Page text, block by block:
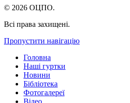
© 2026 ОЦПО.
Всі права захищені.
Пропустити навігацію
Головна
Наші гуртки
Новини
Бібліотека
Фотогалереї
Відео